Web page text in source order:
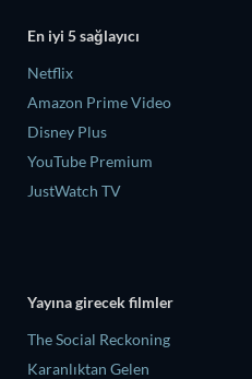
En iyi 5 sağlayıcı
Netflix
Amazon Prime Video
Disney Plus
YouTube Premium
JustWatch TV
Yayına girecek filmler
The Social Reckoning
Karanlıktan Gelen